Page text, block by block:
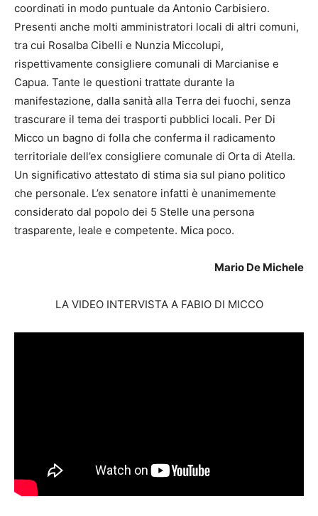
coordinati in modo puntuale da Antonio Carbisiero.
Presenti anche molti amministratori locali di altri comuni,
tra cui Rosalba Cibelli e Nunzia Miccolupi,
rispettivamente consigliere comunali di Marcianise e
Capua. Tante le questioni trattate durante la
manifestazione, dalla sanità alla Terra dei fuochi, senza
trascurare il tema dei trasporti pubblici locali. Per Di
Micco un bagno di folla che conferma il radicamento
territoriale dell’ex consigliere comunale di Orta di Atella.
Un significativo attestato di stima sia sul piano politico
che personale. L’ex senatore infatti è unanimemente
considerato dal popolo dei 5 Stelle una persona
trasparente, leale e competente. Mica poco.
Mario De Michele
LA VIDEO INTERVISTA A FABIO DI MICCO